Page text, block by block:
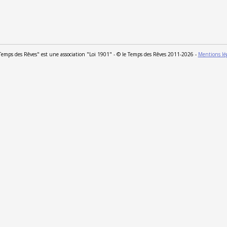
des Rêves" est une association "Loi 1901" - © le Temps des Rêves 2011-2026 - Mentions